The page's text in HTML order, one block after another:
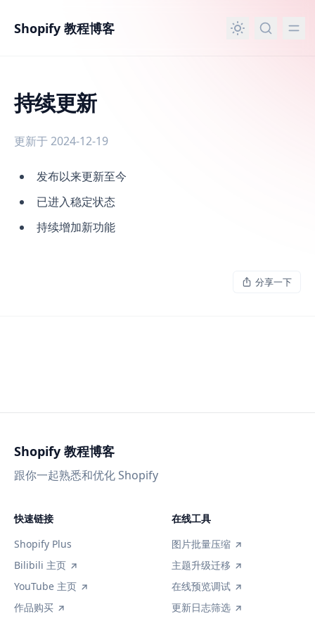
Shopify 教程博客
持续更新
更新于 2024-12-19
持续更新
发布以来更新至今
已进入稳定状态
持续增加新功能
分享一下
Shopify 教程博客
跟你一起熟悉和优化 Shopify
快速链接
Shopify Plus
Bilibili 主页
YouTube 主页
作品购买
在线工具
图片批量压缩
主题升级迁移
在线预览调试
更新日志筛选